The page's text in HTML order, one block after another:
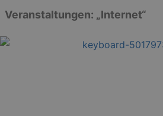
Veranstaltungen: „Internet“